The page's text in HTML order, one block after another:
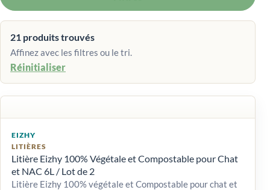
21 produits trouvés
Affinez avec les filtres ou le tri.
Réinitialiser
EIZHY
LITIÈRES
Litière Eizhy 100% Végétale et Compostable pour Chat
et NAC 6L / Lot de 2
Litière Eizhy 100% végétale et Compostable pour chat et